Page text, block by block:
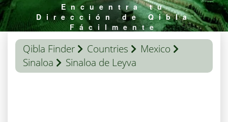
Encuentra tu
Dirección de Qibla
Fácilmente
Qibla Finder Countries
Mexico
Sinaloa
Sinaloa de Leyva